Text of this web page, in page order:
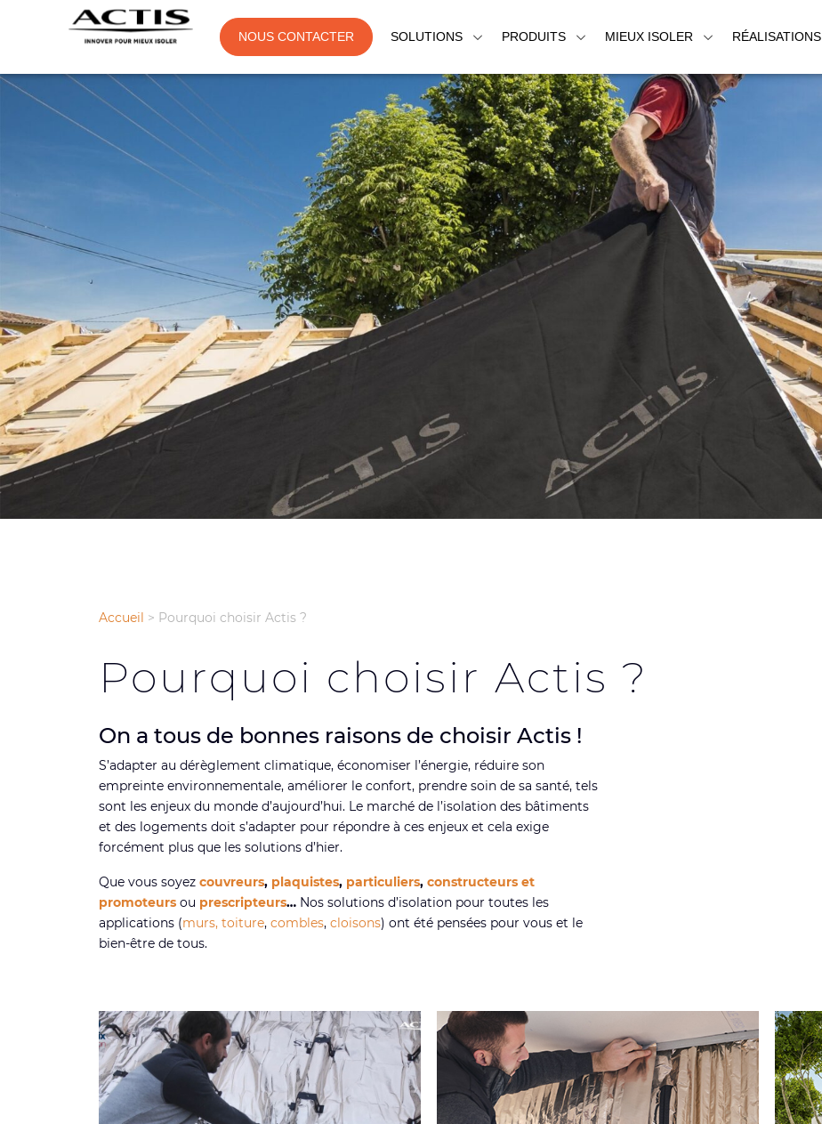
NOUS CONTACTER SOLUTIONS PRODUITS MIEUX ISOLER RÉALISATIONS
Accueil > Pourquoi choisir Actis ?
Pourquoi choisir Actis ?
On a tous de bonnes raisons de choisir Actis !
S’adapter au dérèglement climatique, économiser l’énergie, réduire son
empreinte environnementale, améliorer le confort, prendre soin de sa santé, tels
sont les enjeux du monde d’aujourd’hui. Le marché de l’isolation des bâtiments
et des logements doit s’adapter pour répondre à ces enjeux et cela exige
forcément plus que les solutions d’hier.
Que vous soyez couvreurs, plaquistes, particuliers, constructeurs et
promoteurs ou prescripteurs… Nos solutions d’isolation pour toutes les
applications (murs, toiture, combles, cloisons) ont été pensées pour vous et le
bien-être de tous.